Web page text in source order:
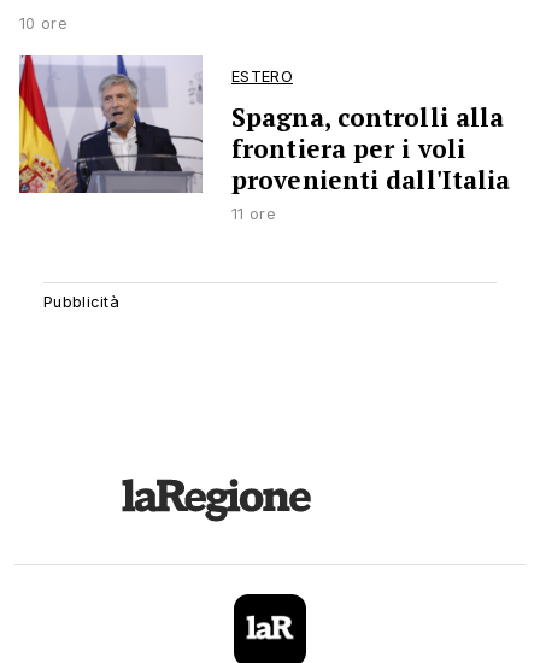
10 ore
ESTERO
Spagna, controlli alla
frontiera per i voli
provenienti dall'Italia
11 ore